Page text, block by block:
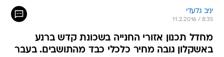
יניב גלעדי
11.2.2016 / 8:35
מחדל תכנון אזורי החנייה בשכונת קדש ברנע
באשקלון גובה מחיר כלכלי כבד מהתושבים. בעבר